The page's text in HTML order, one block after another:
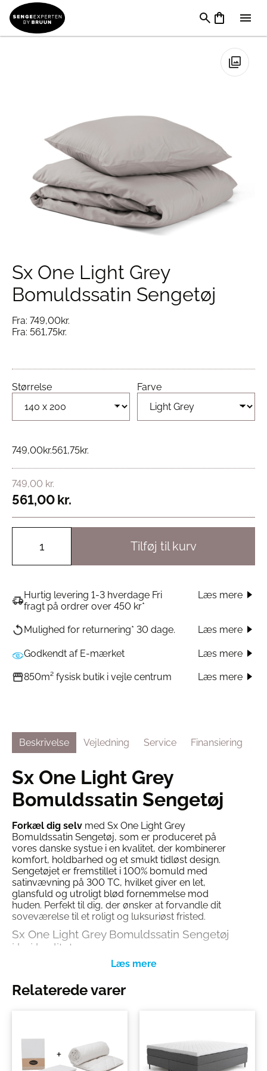
TILBUD → FØDSELSDAG Sengetøj & Lagner I Tilbud →
Sx
One Light Grey Bomuldssatin Sengetøj
🔍
Sx One Light Grey
Bomuldssatin Sengetøj
Fra: 749,00kr.
Fra: 561,75kr.
Størrelse Farve
749,00kr.561,75kr.
749,00 kr.
561,00kr.
Tilføj til kurv
Hurtig levering 1-3 hverdage Fri
fragt på ordrer over 450 kr*
Læs mere
Mulighed for returnering* 30 dage. Læs mere
Godkendt af E-mærket Læs mere
850m² fysisk butik i vejle centrum Læs mere
Beskrivelse Vejledning Service Finansiering
Sx One Light Grey
Bomuldssatin Sengetøj
Forkæl dig selv med Sx One Light Grey
Bomuldssatin Sengetøj, som er produceret på
vores danske systue i en kvalitet, der kombinerer
komfort, holdbarhed og et smukt tidløst design.
Sengetøjet er fremstillet i 100% bomuld med
satinvævning på 300 TC, hvilket giver en let,
glansfuld og utroligt blød fornemmelse mod
huden. Perfekt til dig, der ønsker at forvandle dit
soveværelse til et roligt og luksuriøst fristed.
Sx One Light Grey Bomuldssatin Sengetøj
i høj kvalitet
Satinvævningen i 300 TC (thread count) giver
slidstærkt. Den tætte vævning sikrer både en blød
overflade og lang holdbarhed, så du får glæde af
Sx One Light Grey Bomuldssatin er syet på vores
danske systue, hvor håndværk og kvalitet er i
Relaterede varer